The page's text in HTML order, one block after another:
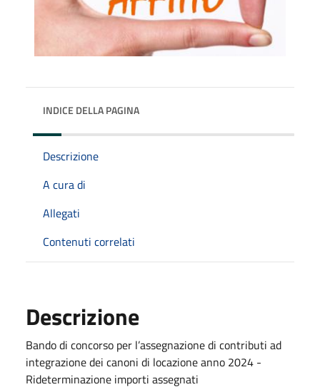
INDICE DELLA PAGINA
Descrizione
A cura di
Allegati
Contenuti correlati
Descrizione
Bando di concorso per l’assegnazione di contributi ad
integrazione dei canoni di locazione anno 2024 -
Rideterminazione importi assegnati